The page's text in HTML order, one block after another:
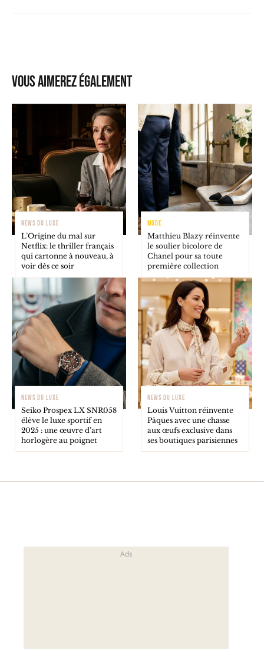
Vous aimerez également
NEWS DU LUXE
L’Origine du mal sur
Netflix: le thriller français
qui cartonne à nouveau, à
voir dès ce soir
MODE
Matthieu Blazy réinvente
le soulier bicolore de
Chanel pour sa toute
première collection
NEWS DU LUXE
Seiko Prospex LX SNR058
élève le luxe sportif en
2025 : une œuvre d’art
horlogère au poignet
NEWS DU LUXE
Louis Vuitton réinvente
Pâques avec une chasse
aux œufs exclusive dans
ses boutiques parisiennes